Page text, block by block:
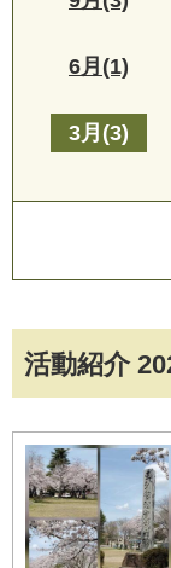
活動紹介
6月(1)
3月(3)